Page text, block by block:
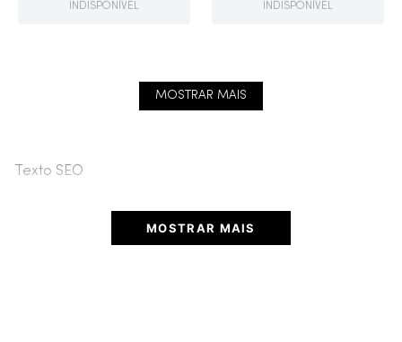
INDISPONÍVEL INDISPONÍVEL
MOSTRAR MAIS
Texto SEO
MOSTRAR MAIS